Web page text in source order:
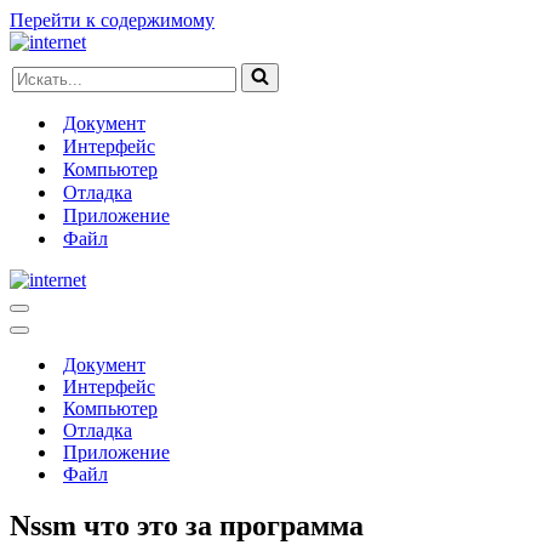
Перейти к содержимому
Искать...
Документ
Интерфейс
Компьютер
Отладка
Приложение
Файл
Меню
навигации
Меню
навигацииДокумент
Интерфейс
Компьютер
Отладка
Приложение
Файл
Nssm что это за программа